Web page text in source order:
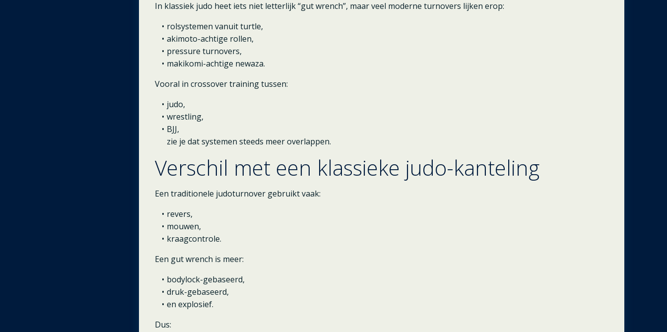
In klassiek judo heet iets niet letterlijk “gut wrench”, maar veel moderne turnovers lijken erop:
rolsystemen vanuit turtle,
akimoto-achtige rollen,
pressure turnovers,
makikomi-achtige newaza.
Vooral in crossover training tussen:
judo,
wrestling,
BJJ,
zie je dat systemen steeds meer overlappen.
Verschil met een klassieke judo-kanteling
Een traditionele judoturnover gebruikt vaak:
revers,
mouwen,
kraagcontrole.
Een gut wrench is meer:
bodylock-gebaseerd,
druk-gebaseerd,
en explosief.
Dus: